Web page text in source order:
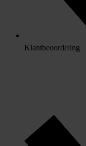
Klantbeoordeling